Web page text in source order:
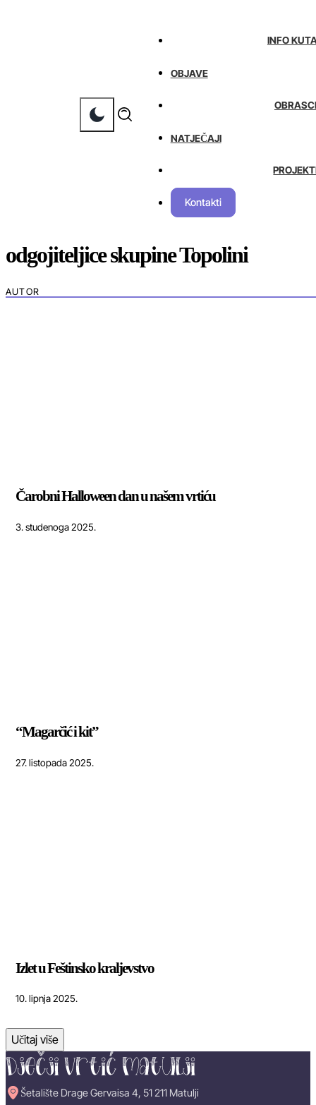
INFO
OBJAVE
OBRASCI
NATJEČAJI
Kontakti
odgojiteljice skupine Topolini
AUTOR
Čarobni Halloween dan u našem vrtiću
3. studenoga 2025.
“Magarčić i kit”
27. listopada 2025.
Izlet u Feštinsko kraljevstvo
10. lipnja 2025.
Učitaj više
Šetalište Drage Gervaisa 4, 51 211 Matulji